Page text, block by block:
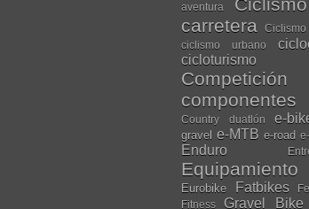
aventura
carretera
Ciclismo
ciclismo urbano
cicloturismo
Competición
componentes
Country duatlón e-
gravel e-MTB e-road
Enduro
Equipamiento
Eurobike Fatbikes
Fitness
Gravel Bike